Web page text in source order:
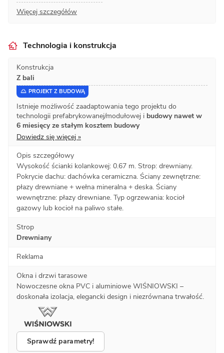
Więcej szczegółów
Technologia i konstrukcja
Konstrukcja
Z bali
PROJEKT Z BUDOWĄ
Istnieje możliwość zaadaptowania tego projektu do
technologii prefabrykowanej/modułowej i budowy nawet w
6 miesięcy ze stałym kosztem budowy
Dowiedz się więcej »
Opis szczegółowy
Wysokość ścianki kolankowej: 0.67 m. Strop: drewniany.
Pokrycie dachu: dachówka ceramiczna. Ściany zewnętrzne:
płazy drewniane + wełna mineralna + deska. Ściany
wewnętrzne: płazy drewniane. Typ ogrzewania: kocioł
gazowy lub kocioł na paliwo stałe.
Strop
Drewniany
Reklama
Okna i drzwi tarasowe
Nowoczesne okna PVC i aluminiowe WIŚNIOWSKI –
doskonała izolacja, elegancki design i niezrównana trwałość.
Sprawdź parametry!